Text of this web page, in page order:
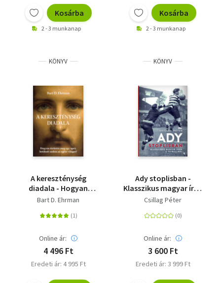
Kosárba
2 - 3 munkanap
Kosárba
2 - 3 munkanap
KÖNYV
A kereszténység
diadala - Hogyan
térítette meg egy
az egész világot?
Bart D. Ehrman
Online ár:
4 496 Ft
Eredeti ár: 4 995 Ft
KÖNYV
Ady stoplisban -
Klasszikus magyar írók
a futballról
Csillag Péter
Online ár:
3 600 Ft
Eredeti ár: 3 999 Ft